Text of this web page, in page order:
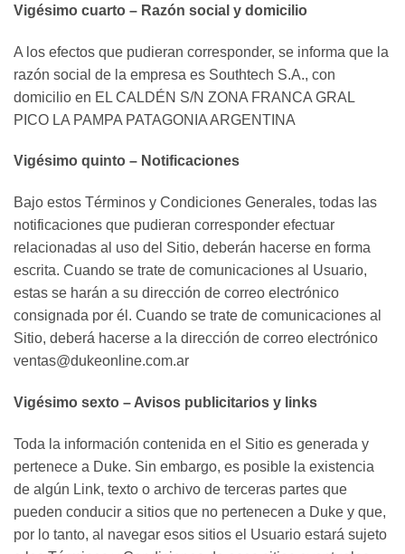
Vigésimo cuarto – Razón social y domicilio
A los efectos que pudieran corresponder, se informa que la
razón social de la empresa es Southtech S.A., con
domicilio en EL CALDÉN S/N ZONA FRANCA GRAL
PICO LA PAMPA PATAGONIA ARGENTINA
Vigésimo quinto – Notificaciones
Bajo estos Términos y Condiciones Generales, todas las
notificaciones que pudieran corresponder efectuar
relacionadas al uso del Sitio, deberán hacerse en forma
escrita. Cuando se trate de comunicaciones al Usuario,
estas se harán a su dirección de correo electrónico
consignada por él. Cuando se trate de comunicaciones al
Sitio, deberá hacerse a la dirección de correo electrónico
ventas@dukeonline.com.ar
Vigésimo sexto – Avisos publicitarios y links
Toda la información contenida en el Sitio es generada y
pertenece a Duke. Sin embargo, es posible la existencia
de algún Link, texto o archivo de terceras partes que
pueden conducir a sitios que no pertenecen a Duke y que,
por lo tanto, al navegar esos sitios el Usuario estará sujeto